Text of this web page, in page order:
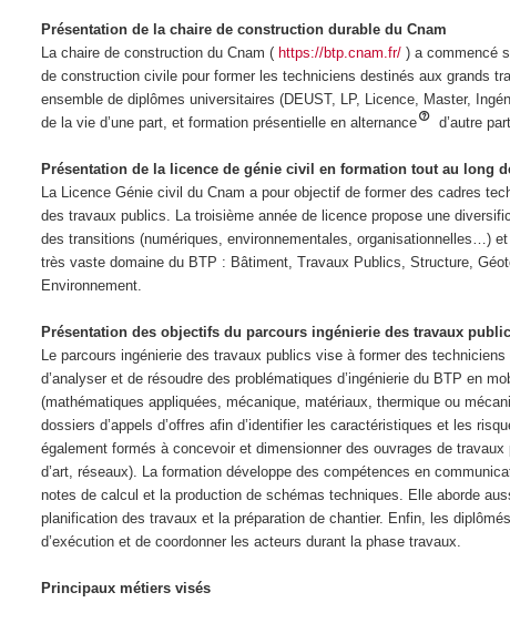
Présentation de la chaire de construction durable du Cnam
La chaire de construction du Cnam (https://btp.cnam.fr/ ) a commencé
de construction civile pour former les techniciens destinés aux grands
ensemble de diplômes universitaires (DEUST, LP, Licence, Master,
de la vie d’une part, et formation présentielle en alternance
d’autre part.
Présentation de la licence de génie civil en formation tout au long
La Licence Génie civil du Cnam a pour objectif de former des cadres
des travaux publics. La troisième année de licence propose une
des transitions (numériques, environnementales, organisationnelles…)
très vaste domaine du BTP : Bâtiment, Travaux Publics, Structure,
Environnement.
Présentation des objectifs du parcours ingénierie des travaux
Le parcours ingénierie des travaux publics vise à former des
d’analyser et de résoudre des problématiques d’ingénierie du BTP en
(mathématiques appliquées, mécanique, matériaux, thermique ou
dossiers d’appels d’offres afin d’identifier les caractéristiques et les
également formés à concevoir et dimensionner des ouvrages de
d’art, réseaux). La formation développe des compétences en
notes de calcul et la production de schémas techniques. Elle aborde
planification des travaux et la préparation de chantier. Enfin, les
d’exécution et de coordonner les acteurs durant la phase travaux.
Principaux métiers visés